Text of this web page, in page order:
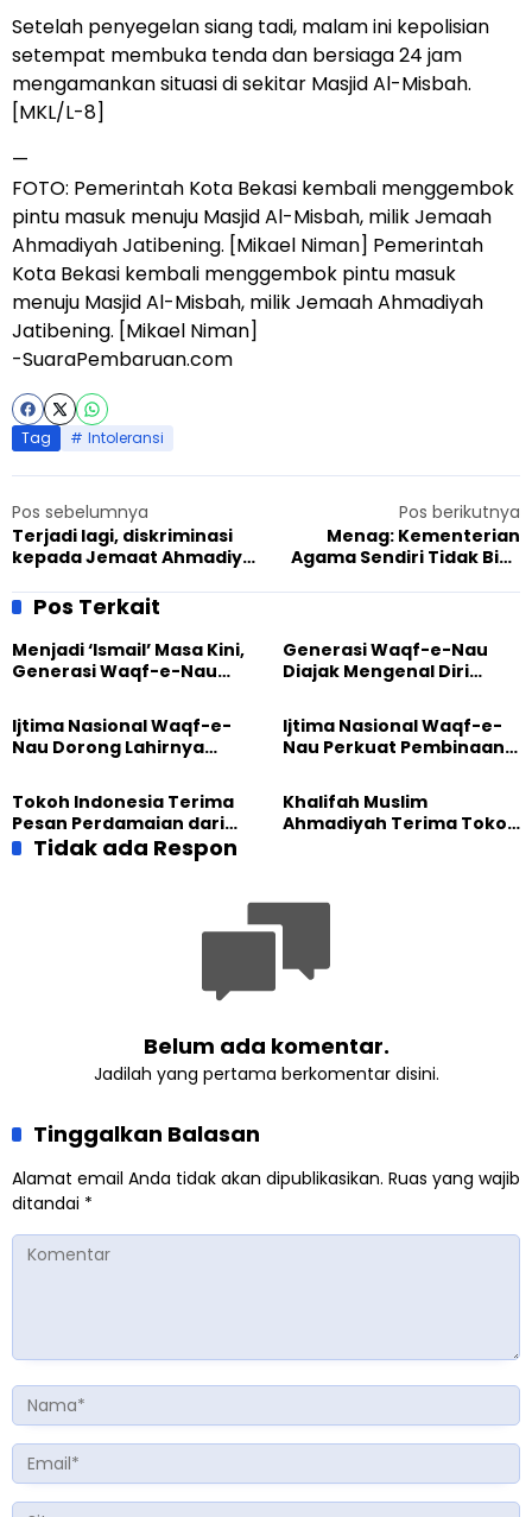
Setelah penyegelan siang tadi, malam ini kepolisian
setempat membuka tenda dan bersiaga 24 jam
mengamankan situasi di sekitar Masjid Al-Misbah.
[MKL/L-8]
—
FOTO: Pemerintah Kota Bekasi kembali menggembok
pintu masuk menuju Masjid Al-Misbah, milik Jemaah
Ahmadiyah Jatibening. [Mikael Niman] Pemerintah
Kota Bekasi kembali menggembok pintu masuk
menuju Masjid Al-Misbah, milik Jemaah Ahmadiyah
Jatibening. [Mikael Niman]
-SuaraPembaruan.com
Tag Intoleransi
Pos sebelumnya
Terjadi lagi, diskriminasi
kepada Jemaat Ahmadiyah
Pos berikutnya
Menag: Kementerian
Agama Sendiri Tidak Bisa
Pos Terkait
Menjadi ‘Ismail’ Masa Kini,
Generasi Waqf-e-Nau
Pengabdian
Generasi Waqf-e-Nau
Diajak Mengenal Diri
Dunia
Ijtima Nasional Waqf-e-
Nau Dorong Lahirnya
yang Militan
Ijtima Nasional Waqf-e-
Nau Perkuat Pembinaan
Masa Depan
Tokoh Indonesia Terima
Pesan Perdamaian dari
Khalifah Muslim
Khalifah Muslim
Ahmadiyah Terima Tokoh
Tidak ada Respon
Belum ada komentar.
Jadilah yang pertama berkomentar disini.
Tinggalkan Balasan
Alamat email Anda tidak akan dipublikasikan. Ruas yang wajib
ditandai *